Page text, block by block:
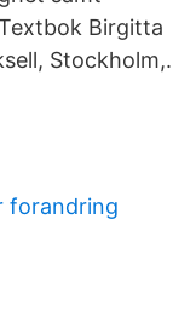
Birgitta
Stockholm,.
forandring